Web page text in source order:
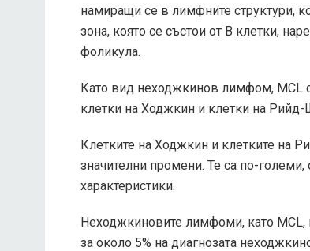
намиращи се в лимфните структури,
зона, която се състои от В клетки,
фоликула.
Като вид неходжкинов лимфом, MCL
клетки на Ходжкин и клетки на Рийд-
Клетките на Ходжкин и клетките на
значителни промени. Те са по-
характеристики.
Неходжкиновите лимфоми, като
за около 5% на диагнозата